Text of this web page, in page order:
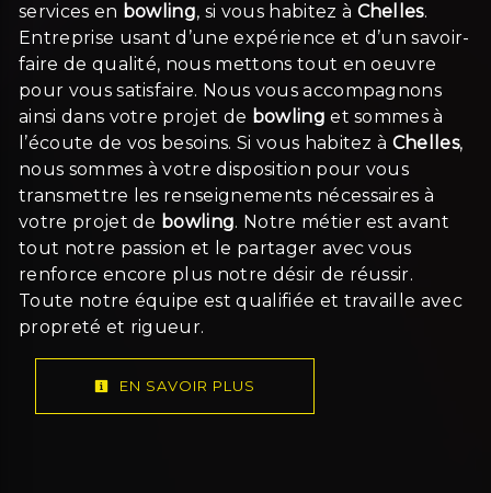
services en bowling, si vous habitez à Chelles.
Entreprise usant d’une expérience et d’un savoir-
faire de qualité, nous mettons tout en oeuvre
pour vous satisfaire. Nous vous accompagnons
ainsi dans votre projet de bowling et sommes à
l’écoute de vos besoins. Si vous habitez à Chelles,
nous sommes à votre disposition pour vous
transmettre les renseignements nécessaires à
votre projet de bowling. Notre métier est avant
tout notre passion et le partager avec vous
renforce encore plus notre désir de réussir.
Toute notre équipe est qualifiée et travaille avec
propreté et rigueur.
EN SAVOIR PLUS